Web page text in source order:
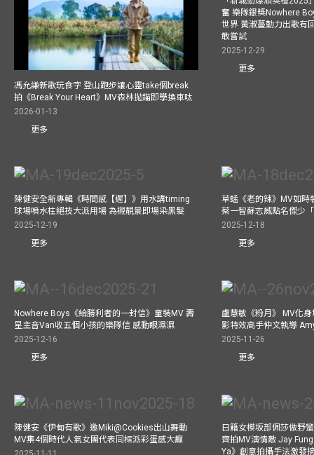
馮允謙新歌玩食字 登山跑步讓心靈take個break
拍《Break Your Heart》MV森林拋錨即學換車呔
2026-01-13
更多
奮 樂隊銀獎Nowhere
世界 黃淑蔓勤力出歌有
敢嘗試
2025-12-29
更多
陳健安全新專輯《時間感【遲】》用水講timing
球場噴水柱絕技大派用場 為襯靚景即場染黑髮
2025-12-19
更多
草蜢《老的辣》MV如時
蔡一智蘇志威點名傑少
2025-12-18
更多
Nowhere Boys《給勝利者的一封信》童裝MV 壽
星主音Van收五個小孩的樂隊信 感動眼濕濕
2025-12-16
更多
盧慧敏《粉月》 MV化
影特效高手仲文執導
2025-11-26
更多
陳健安《伊甸有歌》邀Miki@Cookies出山舞動
MV集4個時代人氣女團代表同框派彩蛋感大癲
日籍女模坂部佩莎做野
齊拍MV演情敵 Jay
Ya》創意拍攝手法激發